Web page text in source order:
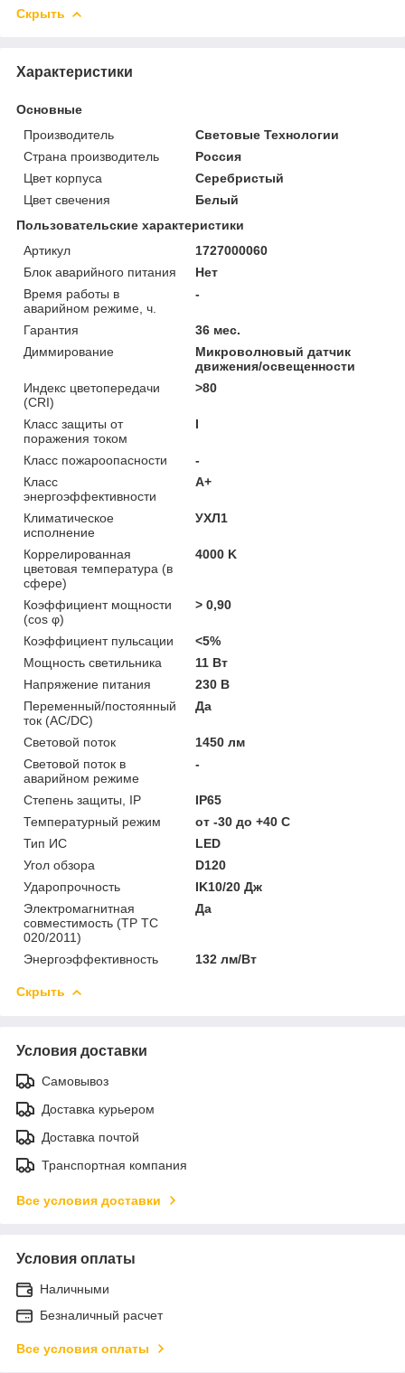
Скрыть
Характеристики
Основные
Производитель
Световые Технологии
Страна производитель
Россия
Цвет корпуса
Серебристый
Цвет свечения
Белый
Пользовательские характеристики
Артикул
1727000060
Блок аварийного питания
Нет
Время работы в
аварийном режиме, ч.
-
Гарантия
36 мес.
Диммирование
Микроволновый датчик
движения/освещенности
Индекс цветопередачи
(CRI)
>80
Класс защиты от
поражения током
I
Класс пожароопасности
-
Класс
энергоэффективности
A+
Климатическое
исполнение
УХЛ1
Коррелированная
цветовая температура (в
сфере)
4000 K
Коэффициент мощности
(cos φ)
> 0,90
Коэффициент пульсации
<5%
Мощность светильника
11 Вт
Напряжение питания
230 В
Переменный/постоянный
ток (AC/DC)
Да
Световой поток
1450 лм
Световой поток в
аварийном режиме
-
Степень защиты, IP
IP65
Температурный режим
от -30 до +40 C
Тип ИС
LED
Угол обзора
D120
Ударопрочность
IK10/20 Дж
Электромагнитная
совместимость (ТР ТС
020/2011)
Да
Энергоэффективность 132 лм/Вт
Скрыть
Условия доставки
Самовывоз
Доставка курьером
Доставка почтой
Транспортная компания
Все условия доставки
Условия оплаты
Наличными
Безналичный расчет
Все условия оплаты